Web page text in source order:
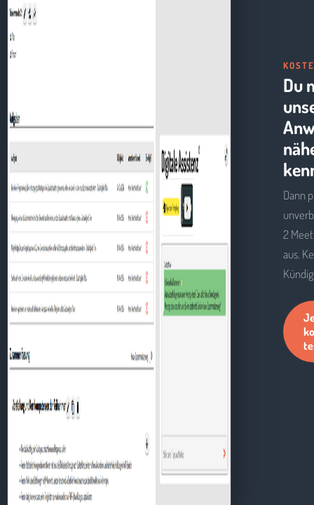
Du
Dann
2
aus.